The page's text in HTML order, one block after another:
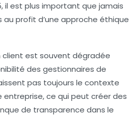
il est plus important que jamais
au profit d’une approche éthique
client est souvent dégradée
des gestionnaires de
pas toujours le contexte
ce qui peut créer des
de transparence dans le